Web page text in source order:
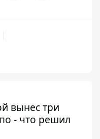
вынес три
- что решил